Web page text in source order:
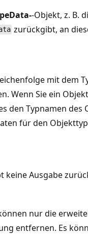
-Objekt, z. B.
zurückgibt, an
mit dem
Wenn Sie ein
den Typnamen des
für den
keine Ausgabe
nur die
entfernen. Es